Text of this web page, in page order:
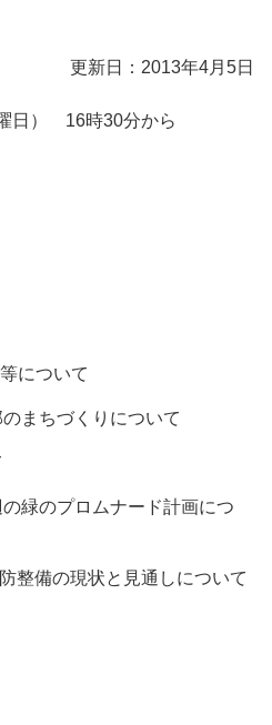
更新日：2013年4月5日
日） 16時30分から
について
まちづくりについて
緑のプロムナード計画につ
現状と見通しについて